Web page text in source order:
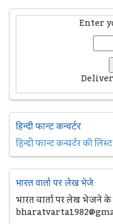
Enter
हिन्दी फान्ट कन्वर्टर
हिन्दी फान्ट कन्वर्टर की लिस्ट
भारत वार्ता पर लेख भेजे
भारत वार्ता पर लेख भेजने